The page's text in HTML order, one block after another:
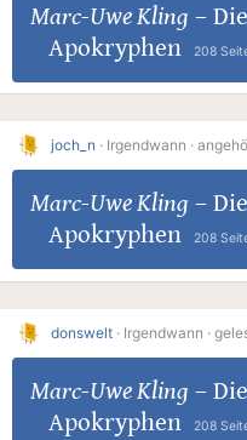
Marc-Uwe Kling –
Apokryphen
208
joch_n · Irgendwann ·
Marc-Uwe Kling –
Apokryphen
208
donswelt · Irgendwann ·
Marc-Uwe Kling –
Apokryphen
208